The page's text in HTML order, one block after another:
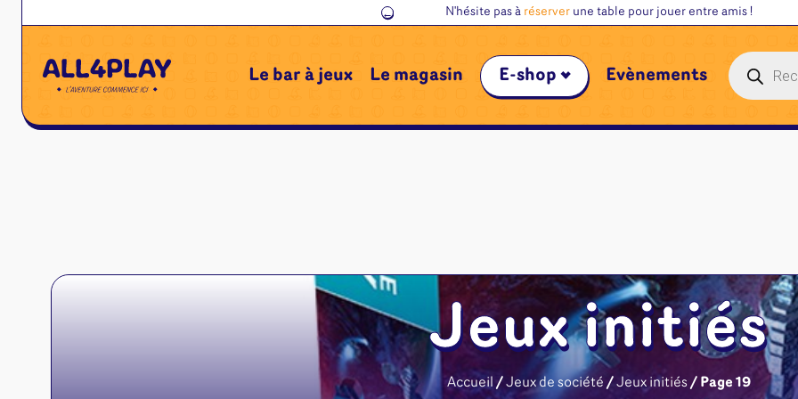
← N'hésite pas à réserverune table pour jouer entre amis !
Le bar à jeux Le magasin E-shop Évènements
Recherche
de
produits
Jeux initiés
Accueil /Jeux de société /Jeux initiés / Page 19